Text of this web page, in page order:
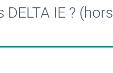
IE ? (hors